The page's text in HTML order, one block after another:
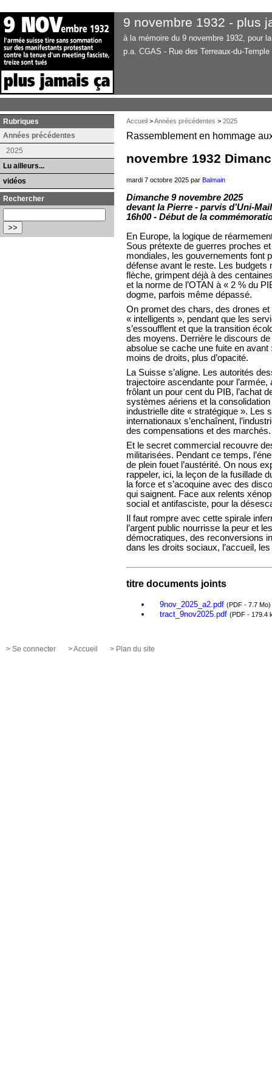
9 novembre 1932 - plus
à la mémoire du 9 novembre 1932, pour
p.a. CGAS - Rue des Terreaux-du-
Accueil >Années précédentes > 2025
Rassemblement en hommage
novembre 1932
mardi 7 octobre 2025 par Balmain
Dimanche 9 novembre 2025
devant la Pierre - parvis d’Uni-Mail
16h00 - Début de la
En Europe, la logique de
Sous prétexte de guerres proches
mondiales, les gouvernements font
défense avant le reste. Les budgets
flèche, grimpent déjà à des
et la norme de l’OTAN à « 2 % du
dogme, parfois même dépassé.
On promet des chars, des drones
« intelligents », pendant que les
s’essoufflent et que la transition
des moyens. Derrière le discours
absolue se cache une fuite en avant
moins de droits, plus d’opacité.
La Suisse s’aligne. Les autorités
trajectoire ascendante pour l’armée,
frôlant un pour cent du PIB, l’achat
systèmes aériens et la consolidation
industrielle dite « stratégique ». Les
internationaux s’enchaînent,
des compensations et des marchés.
Et le secret commercial recouvre
militarisées. Pendant ce temps,
de plein fouet l’austérité. On nous
rappeler, ici, la leçon de la fusillade
la force et s’acoquine avec des
qui saignent. Face aux relents
social et antifasciste, pour la
Il faut rompre avec cette spirale
l’argent public nourrisse la peur et
démocratiques, des reconversions
dans les droits sociaux, l’accueil,
titre documents joints
9nov_2025_a2.pdf (PDF - 7.7 Mo)
tract_9nov2025.pdf (PDF - 179.4
Rubriques
Années précédentes
2025
Lu ailleurs...
vidéos
Rechercher
> Se connecter > Accueil > Plan du site